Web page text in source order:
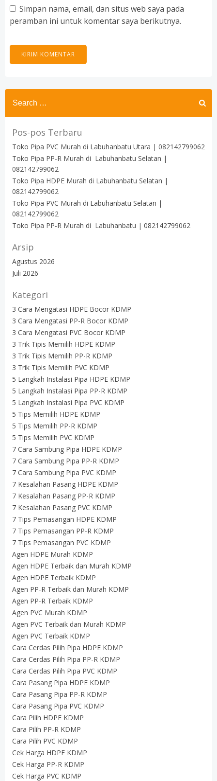
Simpan nama, email, dan situs web saya pada
peramban ini untuk komentar saya berikutnya.
Search
for:
Pos-pos Terbaru
Toko Pipa PVC Murah di Labuhanbatu Utara | 082142799062
Toko Pipa PP-R Murah di Labuhanbatu Selatan |
082142799062
Toko Pipa HDPE Murah di Labuhanbatu Selatan |
082142799062
Toko Pipa PVC Murah di Labuhanbatu Selatan |
082142799062
Toko Pipa PP-R Murah di Labuhanbatu | 082142799062
Arsip
Agustus 2026
Juli 2026
Kategori
3 Cara Mengatasi HDPE Bocor KDMP
3 Cara Mengatasi PP-R Bocor KDMP
3 Cara Mengatasi PVC Bocor KDMP
3 Trik Tipis Memilih HDPE KDMP
3 Trik Tipis Memilih PP-R KDMP
3 Trik Tipis Memilih PVC KDMP
5 Langkah Instalasi Pipa HDPE KDMP
5 Langkah Instalasi Pipa PP-R KDMP
5 Langkah Instalasi Pipa PVC KDMP
5 Tips Memilih HDPE KDMP
5 Tips Memilih PP-R KDMP
5 Tips Memilih PVC KDMP
7 Cara Sambung Pipa HDPE KDMP
7 Cara Sambung Pipa PP-R KDMP
7 Cara Sambung Pipa PVC KDMP
7 Kesalahan Pasang HDPE KDMP
7 Kesalahan Pasang PP-R KDMP
7 Kesalahan Pasang PVC KDMP
7 Tips Pemasangan HDPE KDMP
7 Tips Pemasangan PP-R KDMP
7 Tips Pemasangan PVC KDMP
Agen HDPE Murah KDMP
Agen HDPE Terbaik dan Murah KDMP
Agen HDPE Terbaik KDMP
Agen PP-R Terbaik dan Murah KDMP
Agen PP-R Terbaik KDMP
Agen PVC Murah KDMP
Agen PVC Terbaik dan Murah KDMP
Agen PVC Terbaik KDMP
Cara Cerdas Pilih Pipa HDPE KDMP
Cara Cerdas Pilih Pipa PP-R KDMP
Cara Cerdas Pilih Pipa PVC KDMP
Cara Pasang Pipa HDPE KDMP
Cara Pasang Pipa PP-R KDMP
Cara Pasang Pipa PVC KDMP
Cara Pilih HDPE KDMP
Cara Pilih PP-R KDMP
Cara Pilih PVC KDMP
Cek Harga HDPE KDMP
Cek Harga PP-R KDMP
Cek Harga PVC KDMP